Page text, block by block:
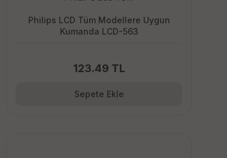
Philips LCD Tüm Modellere Uygun
Kumanda LCD-563
123.49 TL
Sepete Ekle